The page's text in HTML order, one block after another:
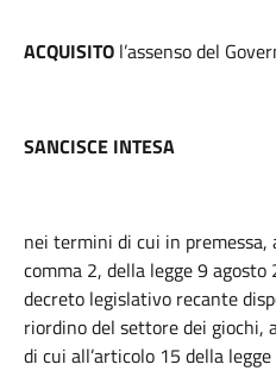
ACQUISITO l’assenso del
SANCISCE INTESA
nei termini di cui in premessa,
comma 2, della legge 9
decreto legislativo recante
riordino del settore dei giochi,
di cui all’articolo 15 della